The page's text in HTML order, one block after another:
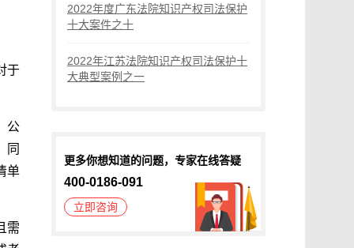
于
公
同
单
需
2022年度广东法院知识产权司法保护
十大案件之十
2022年江苏法院知识产权司法保护十
大典型案例之一
更多你想知道的问题，专家在线答疑
400-0186-091
立即咨询